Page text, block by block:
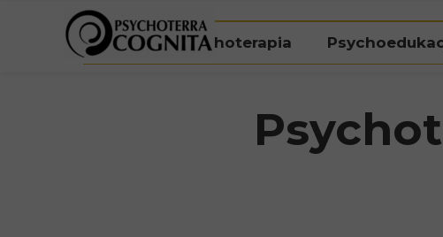
Start Psychoterapia